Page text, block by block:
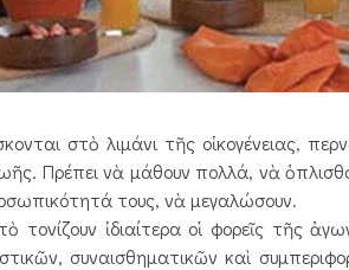
στὸ λιμάνι τῆς οἰκογένειας,
Πρέπει νὰ μάθουν πολλά, νὰ
τους, νὰ μεγαλώσουν.
τονίζουν ἰδιαίτερα οἱ φορεῖς τῆς
συναισθηματικῶν καὶ